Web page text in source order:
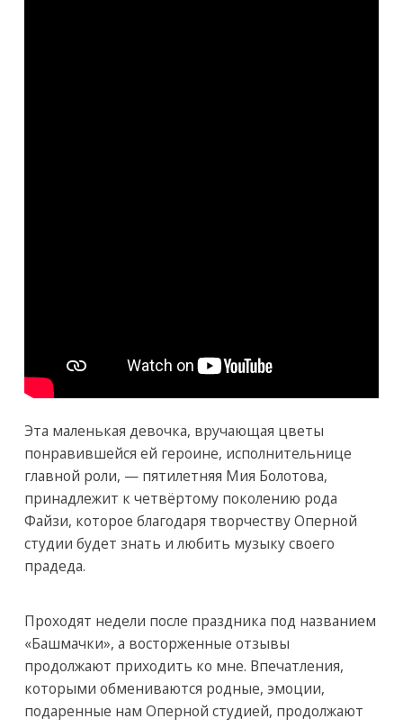
Эта маленькая девочка, вручающая цветы
понравившейся ей героине, исполнительнице
главной роли, — пятилетняя Мия Болотова,
принадлежит к четвёртому поколению рода
Файзи, которое благодаря творчеству Оперной
студии будет знать и любить музыку своего
прадеда.
Проходят недели после праздника под названием
«Башмачки», а восторженные отзывы
продолжают приходить ко мне. Впечатления,
которыми обмениваются родные, эмоции,
подаренные нам Оперной студией, продолжают